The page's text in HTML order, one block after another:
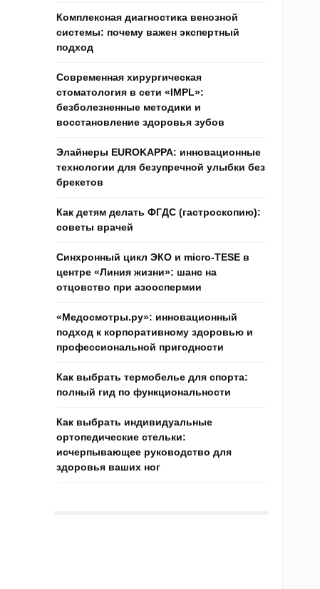
Комплексная диагностика венозной
системы: почему важен экспертный
подход
Современная хирургическая
стоматология в сети «IMPL»:
безболезненные методики и
восстановление здоровья зубов
Элайнеры EUROKAPPA: инновационные
технологии для безупречной улыбки без
брекетов
Как детям делать ФГДС (гастроскопию):
советы врачей
Синхронный цикл ЭКО и micro-TESE в
центре «Линия жизни»: шанс на
отцовство при азооспермии
«Медосмотры.ру»: инновационный
подход к корпоративному здоровью и
профессиональной пригодности
Как выбрать термобелье для спорта:
полный гид по функциональности
Как выбрать индивидуальные
ортопедические стельки:
исчерпывающее руководство для
здоровья ваших ног